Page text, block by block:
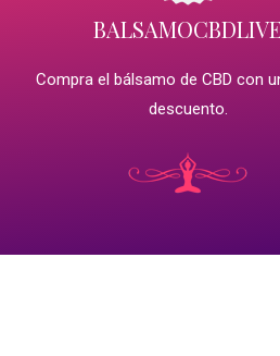
BALSAMOCBDLIVE
Compra el bálsamo de CBD con
descuento.